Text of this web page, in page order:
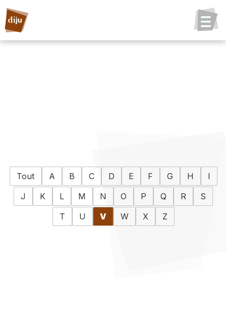
Tout A B C D E F G H
I
J
K L M N O P Q R
S
T
U V W X Z